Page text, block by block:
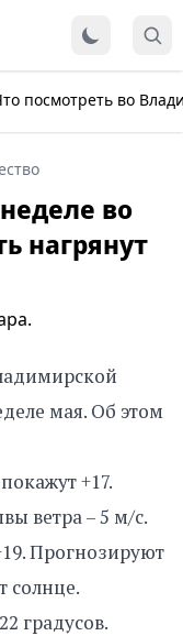
посмотреть во
во
нагрянут
мая. Об этом
+17.
ветра – 5 м/с.
Прогнозируют
солнце.
градусов.